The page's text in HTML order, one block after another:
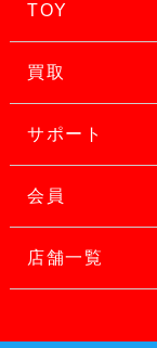
TOY
買取
サポート
会員
店舗一覧